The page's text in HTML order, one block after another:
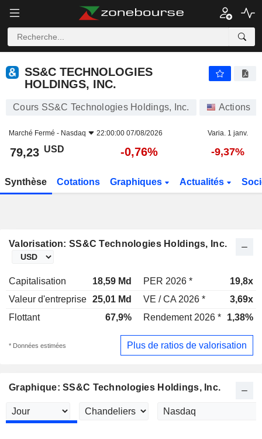
SS&C TECHNOLOGIES
HOLDINGS, INC.
Cours SS&C Technologies Holdings, Inc. Actions
Marché Fermé - Nasdaq 22:00:00 07/08/2026 Varia. 1 janv.
79,23 USD -0,76% -9,37%
Synthèse Cotations Graphiques Actualités
Valorisation: SS&C Technologies Holdings, Inc.
Capitalisation 18,59 Md PER 2026 *
19,8x
Valeur d'entreprise 25,01 Md VE / CA 2026 *
3,69x
Flottant
67,9% Rendement 2026 * 1,38%
* Données estimées Plus de ratios de valorisation
Graphique: SS&C Technologies Holdings, Inc.